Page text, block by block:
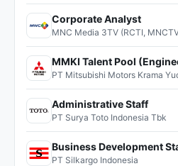
Corporate Analyst
MNC Media 3TV (RCTI,
PT Mitsubishi Motors Krama
Administrative Staff
PT Surya Toto Indonesia Tbk
Business Development
PT Silkargo Indonesia